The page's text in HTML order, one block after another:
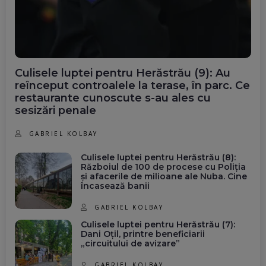
Culisele luptei pentru Herăstrău (9): Au
reînceput controalele la terase, în parc. Ce
restaurante cunoscute s-au ales cu
sesizări penale
GABRIEL KOLBAY
Culisele luptei pentru Herăstrău (8):
Războiul de 100 de procese cu Poliția
și afacerile de milioane ale Nuba. Cine
încasează banii
GABRIEL KOLBAY
Culisele luptei pentru Herăstrău (7):
Dani Oțil, printre beneficiarii
„circuitului de avizare”